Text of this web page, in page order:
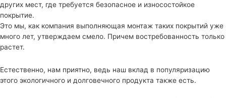
других мест, где требуется безопасное и износостойкое
покрытие.
Это мы, как компания выполняющая монтаж таких покрытий уже
много лет, утверждаем смело. Причем востребованность только
растет.
Естественно, нам приятно, ведь наш вклад в популяризацию
этого экологичного и долговечного продукта также есть.